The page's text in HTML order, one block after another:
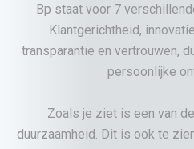
Bp staat voor 7
Klantgerichtheid,
transparantie en vertrouwen,
persoonlijke
Zoals je ziet is een van
duurzaamheid. Dit is ook te